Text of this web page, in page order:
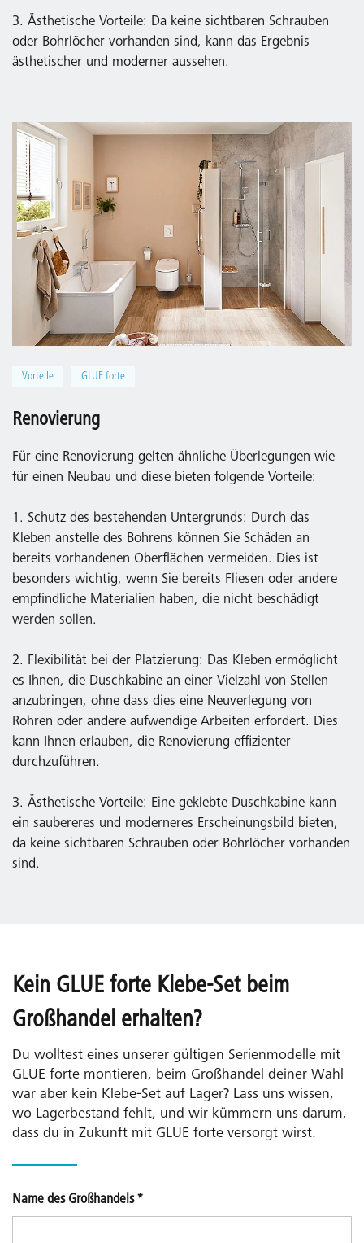
3. Ästhetische Vorteile: Da keine sichtbaren Schrauben
oder Bohrlöcher vorhanden sind, kann das Ergebnis
ästhetischer und moderner aussehen.
Vorteile GLUE forte
Renovierung
Für eine Renovierung gelten ähnliche Überlegungen wie
für einen Neubau und diese bieten folgende Vorteile:
1. Schutz des bestehenden Untergrunds: Durch das
Kleben anstelle des Bohrens können Sie Schäden an
bereits vorhandenen Oberflächen vermeiden. Dies ist
besonders wichtig, wenn Sie bereits Fliesen oder andere
empfindliche Materialien haben, die nicht beschädigt
werden sollen.
2. Flexibilität bei der Platzierung: Das Kleben ermöglicht
es Ihnen, die Duschkabine an einer Vielzahl von Stellen
anzubringen, ohne dass dies eine Neuverlegung von
Rohren oder andere aufwendige Arbeiten erfordert. Dies
kann Ihnen erlauben, die Renovierung effizienter
durchzuführen.
3. Ästhetische Vorteile: Eine geklebte Duschkabine kann
ein saubereres und moderneres Erscheinungsbild bieten,
da keine sichtbaren Schrauben oder Bohrlöcher vorhanden
sind.
Kein GLUE forte Klebe-Set beim
Großhandel erhalten?
Du wolltest eines unserer gültigen Serienmodelle mit
GLUE forte montieren, beim Großhandel deiner Wahl
war aber kein Klebe-Set auf Lager? Lass uns wissen,
wo Lagerbestand fehlt, und wir kümmern uns darum,
dass du in Zukunft mit GLUE forte versorgt wirst.
Name des Großhandels*